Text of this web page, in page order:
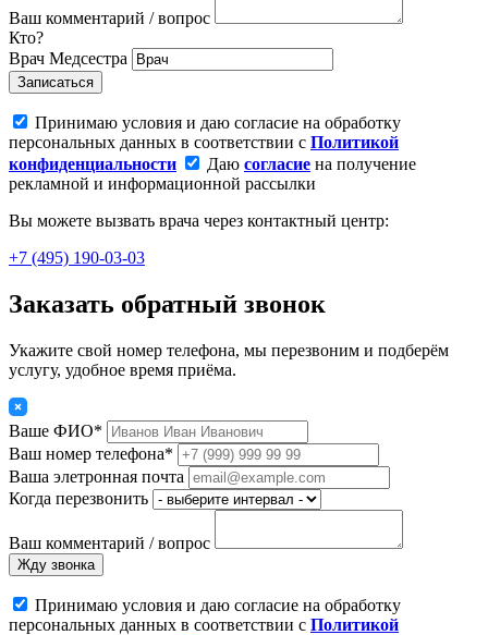
Ваш комментарий / вопрос
Кто?
Врач Медсестра
Записаться
Принимаю условия и даю согласие на обработку
персональных данных в соответствии с Политикой
конфиденциальности
Даю согласие на получение
рекламной и информационной рассылки
Вы можете вызвать врача через контактный центр:
+7 (495) 190-03-03
Заказать обратный звонок
Укажите свой номер телефона, мы перезвоним и подберём
услугу, удобное время приёма.
Ваше ФИО*
Ваш номер телефона*
Ваша элетронная почта
Когда перезвонить
Ваш комментарий / вопрос
Жду звонка
Принимаю условия и даю согласие на обработку
персональных данных в соответствии с Политикой